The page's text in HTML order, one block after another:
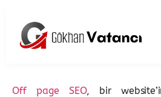
Off page SEO, bir